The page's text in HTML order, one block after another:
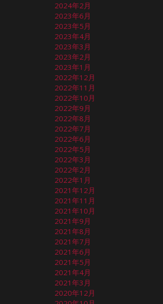
2024年2月
2023年6月
2023年5月
2023年4月
2023年3月
2023年2月
2023年1月
2022年12月
2022年11月
2022年10月
2022年9月
2022年8月
2022年7月
2022年6月
2022年5月
2022年3月
2022年2月
2022年1月
2021年12月
2021年11月
2021年10月
2021年9月
2021年8月
2021年7月
2021年6月
2021年5月
2021年4月
2021年3月
2020年12月